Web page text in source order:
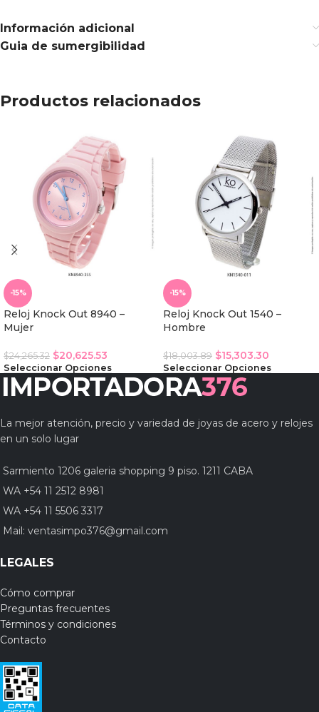
Información adicional
Guia de sumergibilidad
Productos relacionados
-15%
Reloj Knock Out 8940 –
Mujer
$24,265.32 $20,625.53
Seleccionar Opciones
-15%
Reloj Knock Out 1540 –
Hombre
$18,003.89 $15,303.30
Seleccionar Opciones
La mejor atención, precio y variedad de joyas de acero y relojes
en un solo lugar
Sarmiento 1206 galeria shopping 9 piso. 1211 CABA
WA +54 11 2512 8981
WA +54 11 5506 3317
Mail: ventasimpo376@gmail.com
LEGALES
Cómo comprar
Preguntas frecuentes
Términos y condiciones
Contacto